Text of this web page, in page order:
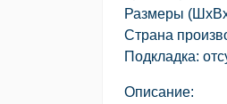
Размеры
Страна
Подкладка:
Описание: